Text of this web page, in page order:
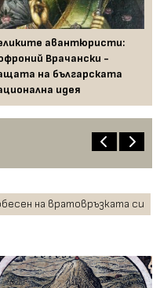
авантюристи:
Врачански -
на българската
идея
на вратовръзката си